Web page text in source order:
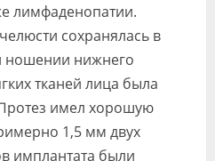
лимфаденопатии.
сохранялась в
нижнего
тканей лица была
имел хорошую
1,5 мм двух
имплантата были